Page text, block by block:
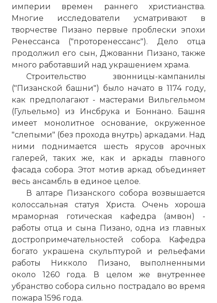
империи времен раннего христианства.
Многие исследователи усматривают в
творчестве Пизано первые проблески эпохи
Ренессанса ("проторенессанс"). Дело отца
продолжил его сын, Джованни Пизано, также
много работавший над украшением храма.
Строительство звонницы-кампанилы
("Пизанской башни") было начато в 1174 году,
как предполагают - мастерами Вильгельмом
(Гульельмо) из Инсбрука и Боннано. Башня
имеет монолитное основание, окруженное
"слепыми" (без прохода внутрь) аркадами. Над
ними поднимается шесть ярусов арочных
галерей, таких же, как и аркады главного
фасада собора. Этот мотив аркад объединяет
весь ансамбль в единое целое.
В алтаре Пизанского собора возвышается
колоссальная статуя Христа. Очень хороша
мраморная готическая кафедра (амвон) -
работы отца и сына Пизано, одна из главных
достропримечательностей собора. Кафедра
богато украшена скульптурой и рельефами
работы Никколо Пизано, выполненными
около 1260 года. В целом же внутреннее
убранство собора сильно пострадало во время
пожара 1596 года.